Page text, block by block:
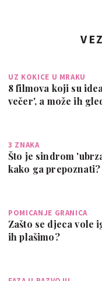
UZ KOKICE U MRAKU
8 filmova koji su
večer', a može ih
3 ZNAKA
Što je sindrom
kako ga prepoznati?
POMICANJE GRANICA
Zašto se djeca vole
ih plašimo?